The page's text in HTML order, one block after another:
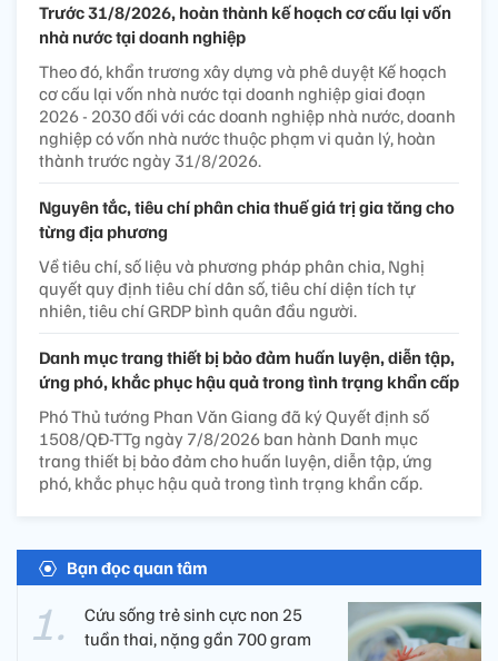
Trước 31/8/2026, hoàn thành kế hoạch cơ cấu lại vốn
nhà nước tại doanh nghiệp
Theo đó, khẩn trương xây dựng và phê duyệt Kế hoạch
cơ cấu lại vốn nhà nước tại doanh nghiệp giai đoạn
2026 - 2030 đối với các doanh nghiệp nhà nước, doanh
nghiệp có vốn nhà nước thuộc phạm vi quản lý, hoàn
thành trước ngày 31/8/2026.
Nguyên tắc, tiêu chí phân chia thuế giá trị gia tăng cho
từng địa phương
Về tiêu chí, số liệu và phương pháp phân chia, Nghị
quyết quy định tiêu chí dân số, tiêu chí diện tích tự
nhiên, tiêu chí GRDP bình quân đầu người.
Danh mục trang thiết bị bảo đảm huấn luyện, diễn tập,
ứng phó, khắc phục hậu quả trong tình trạng khẩn cấp
Phó Thủ tướng Phan Văn Giang đã ký Quyết định số
1508/QĐ-TTg ngày 7/8/2026 ban hành Danh mục
trang thiết bị bảo đảm cho huấn luyện, diễn tập, ứng
phó, khắc phục hậu quả trong tình trạng khẩn cấp.
Bạn đọc quan tâm
Cứu sống trẻ sinh cực non 25
tuần thai, nặng gần 700 gram